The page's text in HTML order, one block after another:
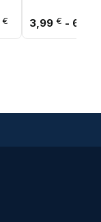
€ Fascia di
corridoio tubo
3,99 € - 6,99